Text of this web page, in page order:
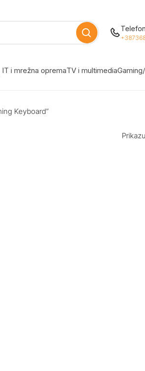
Telefon
IT i mrežna opremaTV i multimedia
Keyboard”